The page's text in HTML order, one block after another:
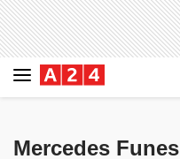
Mercedes Funes